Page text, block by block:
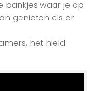
bankjes waar je op
genieten als er
het hield